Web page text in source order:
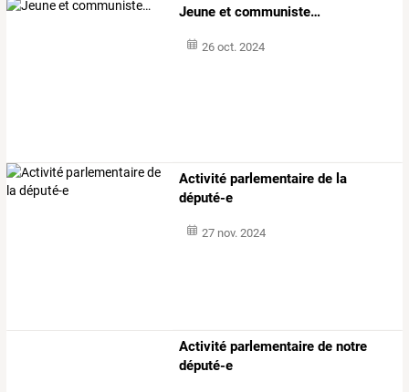
Jeune et communiste…
26 oct. 2024
Activité parlementaire de la
député-e
27 nov. 2024
Activité parlementaire de notre
député-e